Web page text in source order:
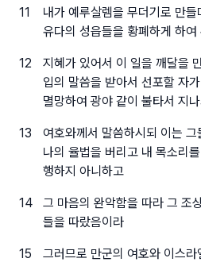
11
내가 예루살렘을 무더기로 만
유다의 성읍들을 황폐하게 하
12
지혜가 있어서 이 일을 깨달을
입의 말씀을 받아서 선포할 자
멸망하여 광야 같이 불타서 지
13
여호와께서 말씀하시되 이는
나의 율법을 버리고 내 목소리
행하지 아니하고
14
그 마음의 완악함을 따라 그 조
들을 따랐음이라
15
그러므로 만군의 여호와 이스라